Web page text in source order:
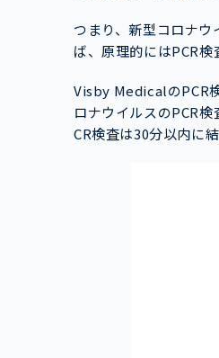
つまり、新型コロナ
ば、原理的にはPCR検
Visby MedicalのPCR
ロナウイルスのPCR
CR検査は30分以内に